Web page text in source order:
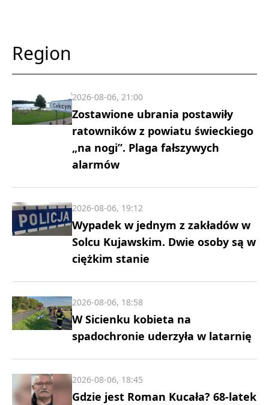
Region
Zostawione ubrania postawiły
ratowników z powiatu świeckiego
„na nogi”. Plaga fałszywych
alarmów
2026-08-06, 21:00
Wypadek w jednym z zakładów w
Solcu Kujawskim. Dwie osoby są w
ciężkim stanie
2026-08-06, 19:12
W Sicienku kobieta na
spadochronie uderzyła w latarnię
2026-08-06, 18:58
Gdzie jest Roman Kucała? 68-latek
2026-08-06, 18:45